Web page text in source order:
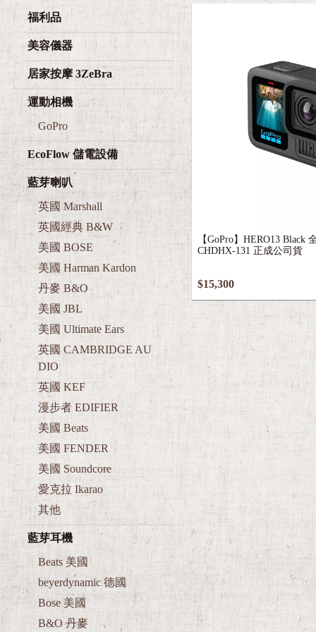
福利品
美容儀器
居家按摩 3ZeBra
運動相機
GoPro
EcoFlow 儲電設備
藍芽喇叭
英國 Marshall
英國經典 B&W
美國 BOSE
美國 Harman Kardon
丹麥 B&O
美國 JBL
美國 Ultimate Ears
英國 CAMBRIDGE AU
DIO
英國 KEF
漫步者 EDIFIER
美國 Beats
美國 FENDER
美國 Soundcore
愛克拉 Ikarao
其他
藍芽耳機
Beats 美國
beyerdynamic 德國
Bose 美國
B&O 丹麥
【GoPro】HERO13 Black
CHDHX-131 正成公司貨
$15,300